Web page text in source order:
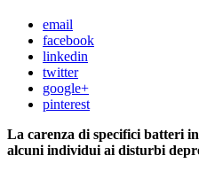
email
facebook
linkedin
twitter
google+
pinterest
La carenza di specifici batteri
alcuni individui ai disturbi